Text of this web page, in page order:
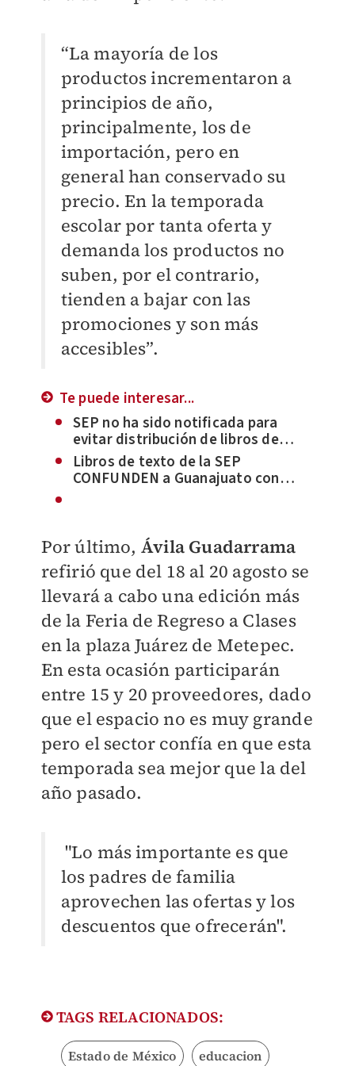
“La mayoría de los
productos incrementaron a
principios de año,
principalmente, los de
importación, pero en
general han conservado su
precio. En la temporada
escolar por tanta oferta y
demanda los productos no
suben, por el contrario,
tienden a bajar con las
promociones y son más
accesibles”.
Te puede interesar...
SEP no ha sido notificada para
evitar distribución de libros de
texto: Leticia Ramírez
Libros de texto de la SEP
CONFUNDEN a Guanajuato con
Por último, Ávila Guadarrama
refirió que del 18 al 20 agosto se
llevará a cabo una edición más
de la Feria de Regreso a Clases
en la plaza Juárez de Metepec.
En esta ocasión participarán
entre 15 y 20 proveedores, dado
que el espacio no es muy grande
pero el sector confía en que esta
temporada sea mejor que la del
año pasado.
"Lo más importante es que
los padres de familia
aprovechen las ofertas y los
descuentos que ofrecerán".
TAGS RELACIONADOS:
Estado de México educacion